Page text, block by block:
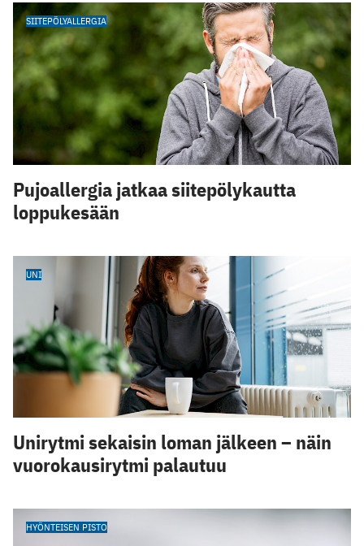
SIITEPÖLYALLERGIA
Pujoallergia jatkaa siitepölykautta
loppukesään
UNI
Unirytmi sekaisin loman jälkeen – näin
vuorokausirytmi palautuu
HYÖNTEISEN PISTO